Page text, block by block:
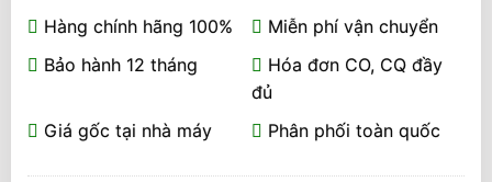
Hàng chính hãng 100%
Miễn phí vận chuyển
Bảo hành 12 tháng
Hóa đơn CO, CQ đầy
đủ
Giá gốc tại nhà máy
Phân phối toàn quốc